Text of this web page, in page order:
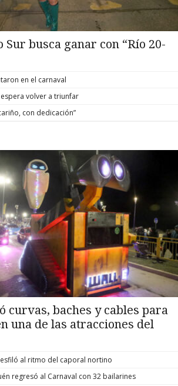
Sur busca ganar con “Río 20-
en el carnaval
volver a triunfar
con dedicación”
curvas, baches y cables para
una de las atracciones del
al ritmo del caporal nortino
regresó al Carnaval con 32 bailarines